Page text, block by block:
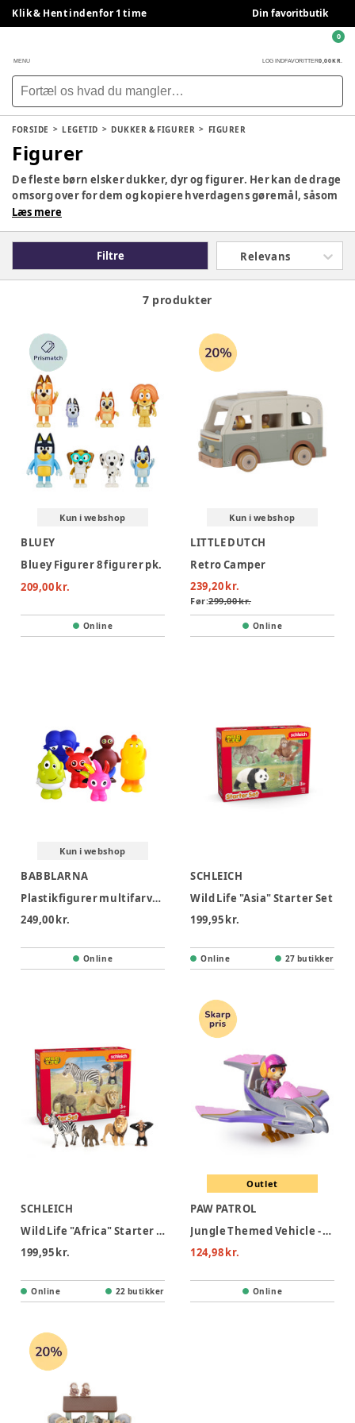
Klik & Hent indenfor 1 time Din favoritbutik
MENU LOG INDFAVORITTER0,00 KR.
0
FORSIDE LEGETID DUKKER & FIGURER FIGURER
Figurer
De fleste børn elsker dukker, dyr og figurer. Her kan de drage
omsorg over for dem og kopiere hverdagens gøremål, såsom
at give sutteflaske, gå tur med baby i dukkebarnevognen,
figurer.
Læs mere
Filtre Relevans
7 produkter
Kun i webshop
BLUEY
Bluey Figurer 8 figurer pk.
209,00 kr.
Online
Kun i webshop
LITTLE DUTCH
Retro Camper
239,20 kr.
Før:299,00 kr.
Online
Kun i webshop
BABBLARNA
Plastikfigurer multifarvet, BD mix
249,00 kr.
Online
SCHLEICH
Wild Life "Asia" Starter Set
199,95 kr.
Online 27 butikker
SCHLEICH
Wild Life "Africa" Starter Set
199,95 kr.
Online 22 butikker
Outlet
PAW PATROL
Jungle Themed Vehicle - Skye
124,98 kr.
Online